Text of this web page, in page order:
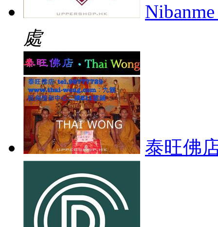
處
泰旺佛